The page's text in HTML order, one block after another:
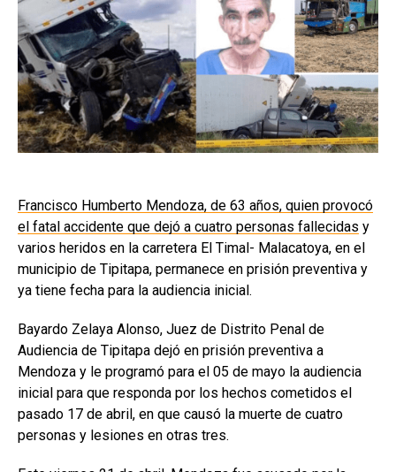
Francisco Humberto Mendoza, de 63 años, quien provocó
el fatal accidente que dejó a cuatro personas fallecidas y
varios heridos en la carretera El Timal- Malacatoya, en el
municipio de Tipitapa, permanece en prisión preventiva y
ya tiene fecha para la audiencia inicial.
Bayardo Zelaya Alonso, Juez de Distrito Penal de
Audiencia de Tipitapa dejó en prisión preventiva a
Mendoza y le programó para el 05 de mayo la audiencia
inicial para que responda por los hechos cometidos el
pasado 17 de abril, en que causó la muerte de cuatro
personas y lesiones en otras tres.